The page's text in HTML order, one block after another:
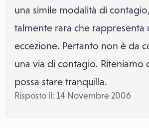
una simile modalità di
talmente rara che rappresenta
eccezione. Pertanto non è da
una via di contagio. Riteniamo
possa stare tranquilla.
Risposto il: 14 Novembre 2006